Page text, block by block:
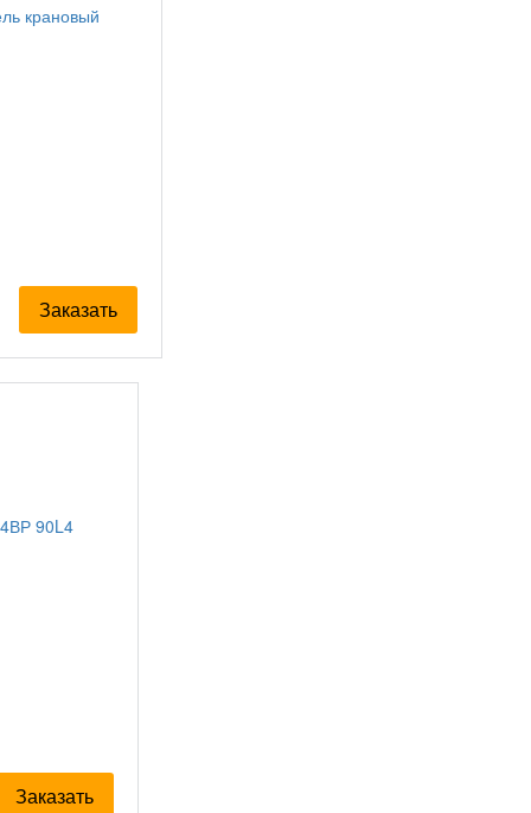
Заказать
Заказать